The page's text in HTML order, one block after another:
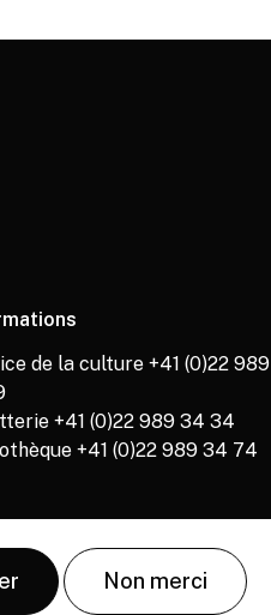
de la culture +41 (0)22 989
+41 (0)22 989 34 34
+41 (0)22 989 34 74
Non merci